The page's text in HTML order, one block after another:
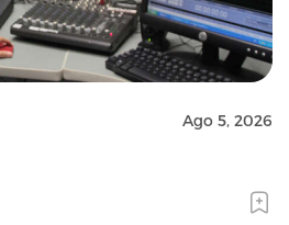
Ago 5, 2026